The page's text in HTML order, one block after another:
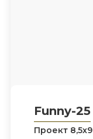
Funny-25
Проект 8,5х9